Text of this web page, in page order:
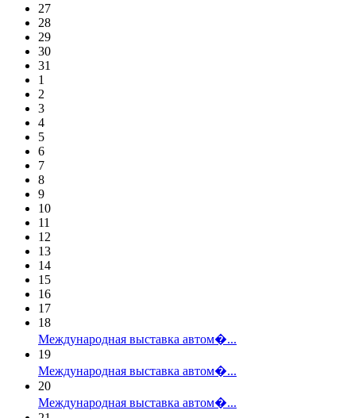
27
28
29
30
31
1
2
3
4
5
6
7
8
9
10
11
12
13
14
15
16
17
18
Международная выставка автом�...
19
Международная выставка автом�...
20
Международная выставка автом�...